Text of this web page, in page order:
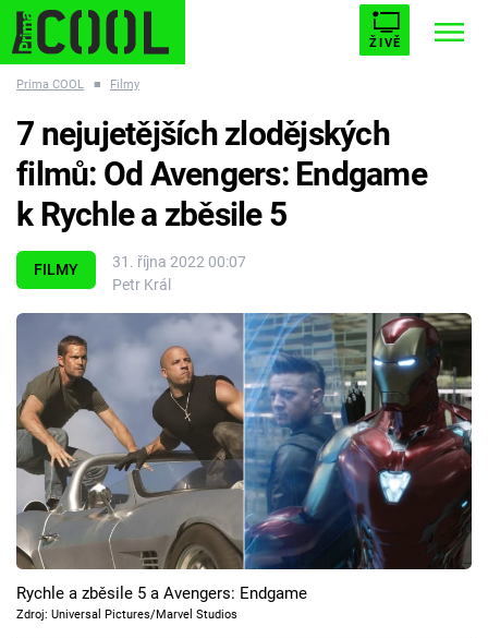
ŽIVĚ
ESCAPE PLNEJ KOTEL AVENGERS 5
Témata
Filmy
Seriály
Hry
Cool Esport
Pořady
TV Program
Prima COOL ■ Filmy
FILMY
31. října 2022 00:07
Petr Král
7 nejujetějších zlodějských
filmů: Od Avengers: Endgame
k Rychle a zběsile 5
Rychle a zběsile 5 a Avengers: Endgame
Zdroj: Universal Pictures/Marvel Studios